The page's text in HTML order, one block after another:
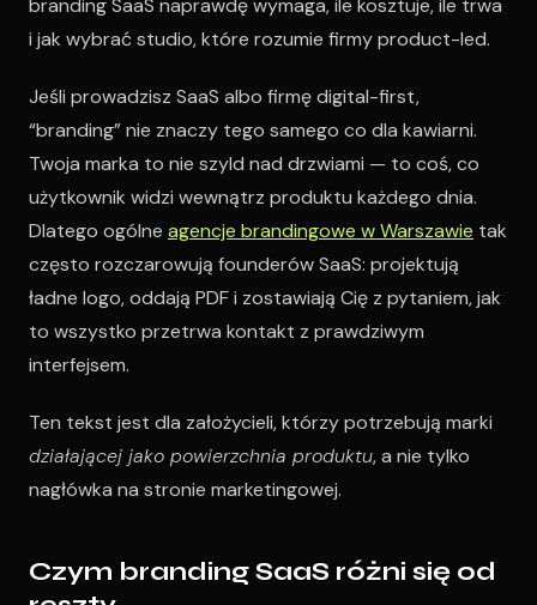
branding SaaS naprawdę wymaga, ile kosztuje, ile trwa
i jak wybrać studio, które rozumie firmy product-led.
Jeśli prowadzisz SaaS albo firmę digital-first,
“branding” nie znaczy tego samego co dla kawiarni.
Twoja marka to nie szyld nad drzwiami — to coś, co
użytkownik widzi wewnątrz produktu każdego dnia.
Dlatego ogólne agencje brandingowe w Warszawie tak
często rozczarowują founderów SaaS: projektują
ładne logo, oddają PDF i zostawiają Cię z pytaniem, jak
to wszystko przetrwa kontakt z prawdziwym
interfejsem.
Ten tekst jest dla założycieli, którzy potrzebują marki
działającej jako powierzchnia produktu, a nie tylko
nagłówka na stronie marketingowej.
Czym branding SaaS różni się od